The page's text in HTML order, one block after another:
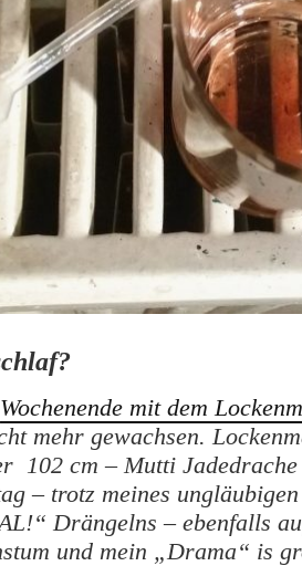
Wochenende mit dem
mehr gewachsen.
102 cm – Mutti Jadedrache
– trotz meines
Drängelns – ebenfalls
und mein „Drama“ is